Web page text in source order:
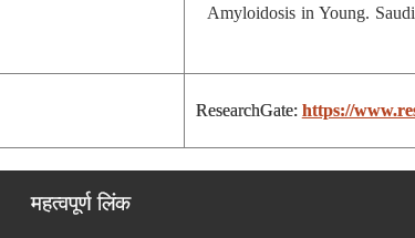
Amyloidosis in Young.
ResearchGate: https://
महत्वपूर्ण लिंक